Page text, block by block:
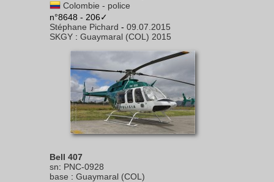
Colombie - police
n°8648 - 206✓
Stéphane Pichard - 09.07.2015
SKGY : Guaymaral (COL) 2015
Bell 407
sn: PNC-0928
base : Guaymaral (COL)